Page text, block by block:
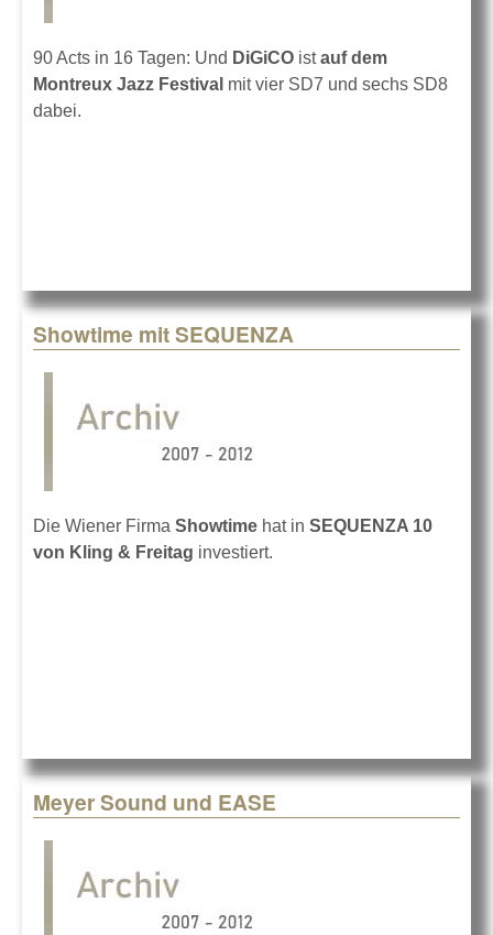
90 Acts in 16 Tagen: Und DiGiCO istauf dem
Montreux Jazz Festival mit vier SD7 und sechs SD8
dabei.
Showtime mit SEQUENZA
Die Wiener Firma Showtime hat in SEQUENZA 10
von Kling & Freitag investiert.
Meyer Sound und EASE